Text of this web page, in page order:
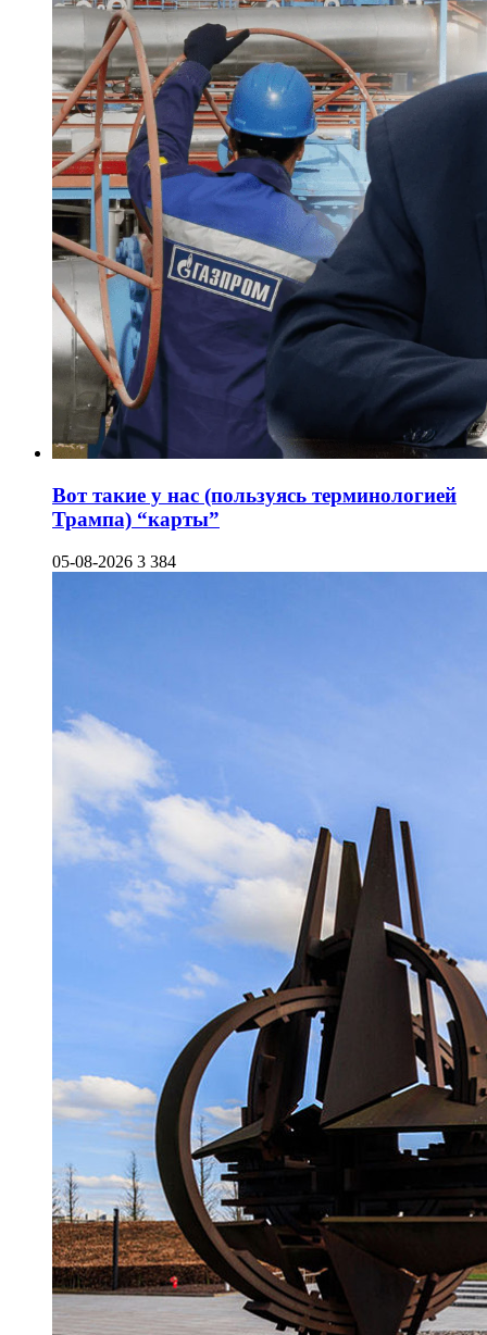
Вот такие у нас (пользуясь терминологией
Трампа) “карты”
05-08-2026 3 384